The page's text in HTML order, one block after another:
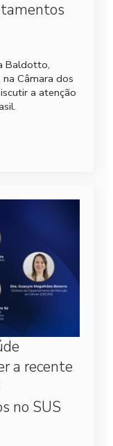
Baldotto,
Câmara dos
a atenção
a recente
no SUS